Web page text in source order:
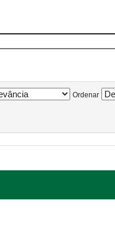
Ordenar